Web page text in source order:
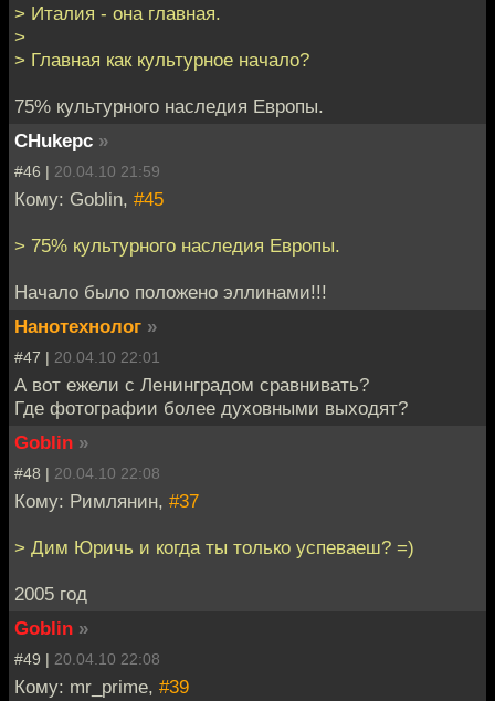
> Италия - она главная.
>
> Главная как культурное начало?
75% культурного наследия Европы.
CHukepc »
#46 | 20.04.10 21:59
Кому: Goblin, #45
> 75% культурного наследия Европы.
Начало было положено эллинами!!!
Нанотехнолог »
#47 | 20.04.10 22:01
А вот ежели с Ленинградом сравнивать?
Где фотографии более духовными выходят?
Goblin »
#48 | 20.04.10 22:08
Кому: Римлянин, #37
> Дим Юричь и когда ты только успеваеш? =)
2005 год
Goblin »
#49 | 20.04.10 22:08
Кому: mr_prime, #39